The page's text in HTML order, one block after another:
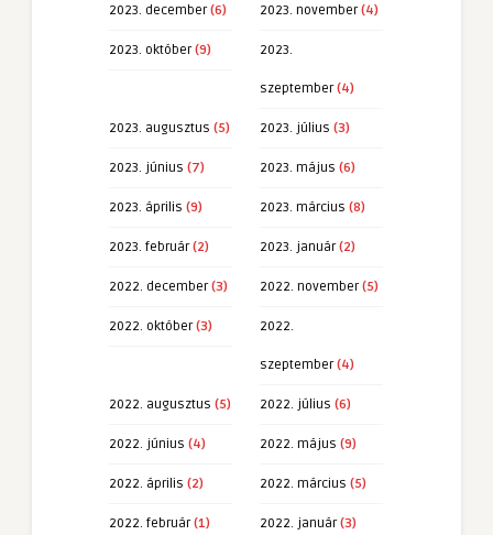
2023. december(6) 2023. november(4)
2023. október(9) 2023.
szeptember(4)
2023. augusztus (5) 2023. július (3)
2023. június (7) 2023. május (6)
2023. április (9) 2023. március (8)
2023. február(2) 2023. január(2)
2022. december(3) 2022. november(5)
2022. október(3) 2022.
szeptember(4)
2022. augusztus (5) 2022. július (6)
2022. június (4) 2022. május (9)
2022. április (2) 2022. március (5)
2022. február(1) 2022. január(3)